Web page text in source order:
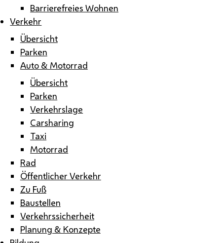
Barrierefreies Wohnen
Verkehr
Übersicht
Parken
Auto & Motorrad
Übersicht
Parken
Verkehrslage
Carsharing
Taxi
Motorrad
Rad
Öffentlicher Verkehr
Zu Fuß
Baustellen
Verkehrssicherheit
Planung & Konzepte